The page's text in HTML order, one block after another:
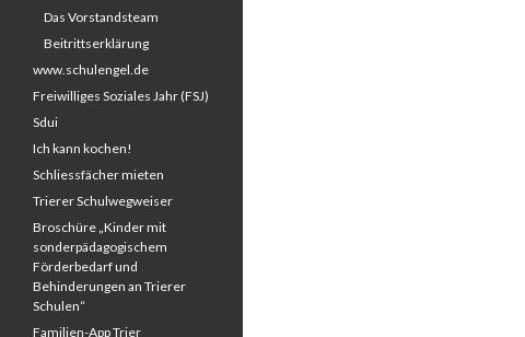
Das Vorstandsteam
Beitrittserklärung
www.schulengel.de
Freiwilliges Soziales Jahr (FSJ)
Sdui
Ich kann kochen!
Schliessfächer mieten
Trierer Schulwegweiser
Broschüre „Kinder mit
sonderpädagogischem
Förderbedarf und
Behinderungen an Trierer
Schulen“
Familien-App Trier